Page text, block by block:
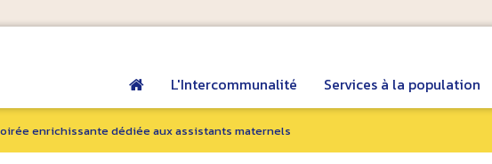
L'Intercommunalité Services à la population
enrichissante dédiée aux assistants maternels